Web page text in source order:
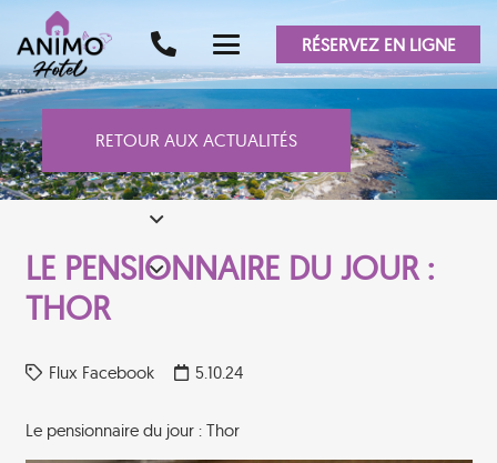
RÉSERVEZ EN LIGNE
RETOUR AUX ACTUALITÉS
LE PENSIONNAIRE DU JOUR :
THOR
Flux Facebook 5.10.24
Le pensionnaire du jour : Thor